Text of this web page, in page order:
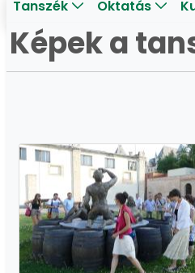
Tanszék Oktatás
Képek a
Médiatár